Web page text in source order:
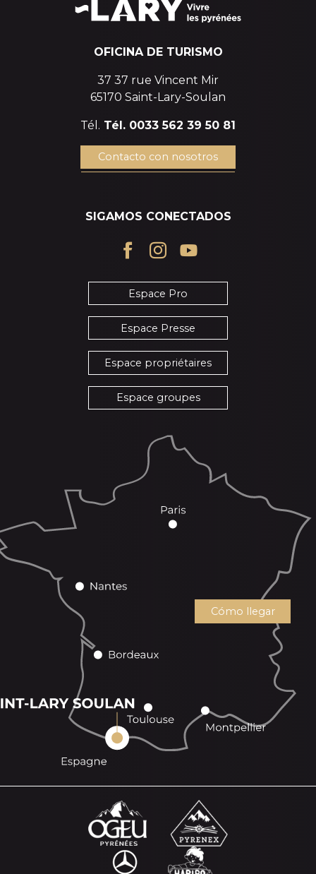
OFICINA DE TURISMO
37 37 rue Vincent Mir
65170 Saint-Lary-Soulan
Tél. Tél. 0033 562 39 50 81
Contacto con nosotros
SIGAMOS CONECTADOS
Espace Pro
Espace Presse
Espace propriétaires
Espace groupes
Cómo llegar